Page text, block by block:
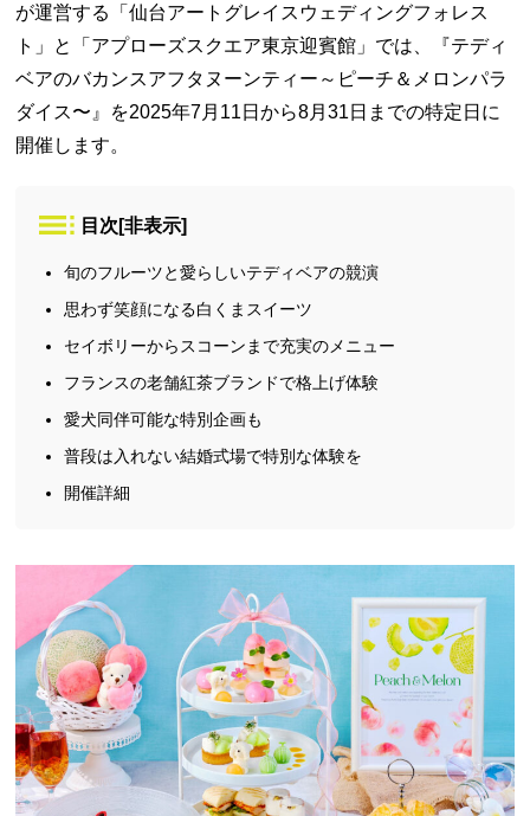
が運営する「仙台アートグレイスウェディングフォレス
ト」と「アプローズスクエア東京迎賓館」では、『テディ
ベアのバカンスアフタヌーンティー～ピーチ＆メロンパラ
ダイス〜』を2025年7月11日から8月31日までの特定日に
開催します。
目次 [非表示]
旬のフルーツと愛らしいテディベアの競演
思わず笑顔になる白くまスイーツ
セイボリーからスコーンまで充実のメニュー
フランスの老舗紅茶ブランドで格上げ体験
愛犬同伴可能な特別企画も
普段は入れない結婚式場で特別な体験を
開催詳細